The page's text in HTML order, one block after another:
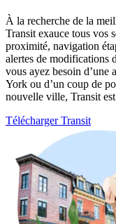
À la recherche de la
Transit exauce tous vos
proximité, navigation
alertes de modifications
vous ayez besoin d’une
York ou d’un coup de
nouvelle ville, Transit
Télécharger Transit